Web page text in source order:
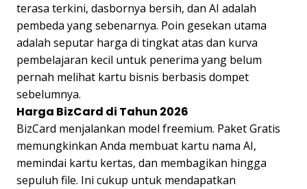
terasa terkini, dasbornya bersih, dan AI adalah
pembeda yang sebenarnya. Poin gesekan utama
adalah seputar harga di tingkat atas dan kurva
pembelajaran kecil untuk penerima yang belum
pernah melihat kartu bisnis berbasis dompet
sebelumnya.
Harga BizCard di Tahun 2026
BizCard menjalankan model freemium. Paket Gratis
memungkinkan Anda membuat kartu nama AI,
memindai kartu kertas, dan membagikan hingga
sepuluh file. Ini cukup untuk mendapatkan